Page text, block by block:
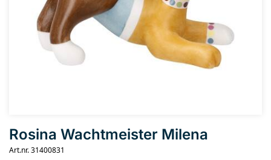
Rosina Wachtmeister Milena
Art.nr. 31400831